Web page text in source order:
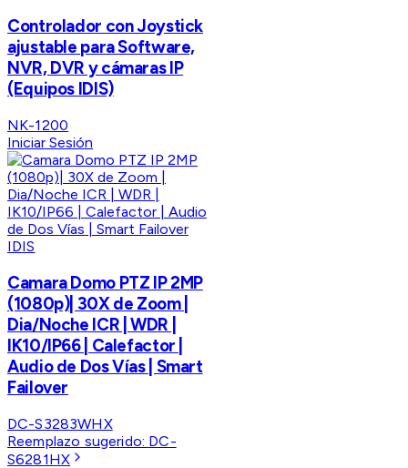
Controlador con Joystick
ajustable para Software,
NVR, DVR y cámaras IP
(Equipos IDIS)
NK-1200
Iniciar Sesión
IDIS
Camara Domo PTZ IP 2MP
(1080p)| 30X de Zoom |
Dia/Noche ICR | WDR |
IK10/IP66 | Calefactor |
Audio de Dos Vías | Smart
Failover
DC-S3283WHX
Reemplazo sugerido: DC-
S6281HX